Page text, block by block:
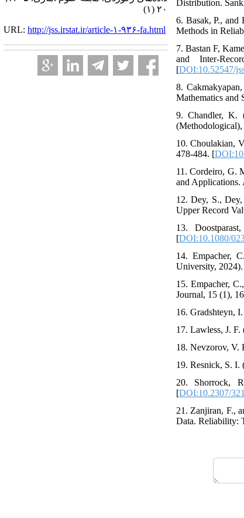
Distribution.
6. Basak, P.,
Methods in
7. Bastan F,
and Inter-
[DOI:10.52547/
8.
Mathematics and
9. Chandler, K.
10. Choulakian,
478-484. [
11. Cordeiro, G.
and Applications.
12. Dey, S.,
Upper Record
13.
[DOI:10.1080/
14. Empacher,
University, 2024).
15. Empacher,
Journal, 15 (1),
16. Gradshteyn,
17. Lawless, J.
18. Nevzorov, V.
19. Resnick, S. I.
20. Shorrock,
[DOI:10.2307/
21. Zanjiran, F.,
Data. Reliability:
۲۰ (۱)
URL: http://jss.irstat.ir/article-۱-۹۳۶-fa.html